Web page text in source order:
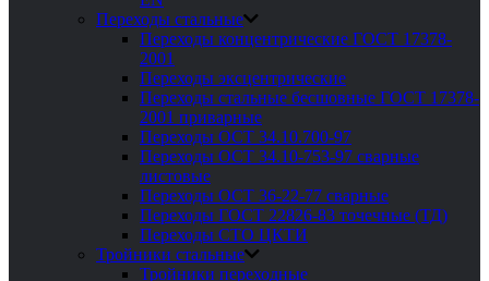
Переходы стальные
Переходы концентрические ГОСТ 17378-
2001
Переходы эксцентрические
Переходы стальные бесшовные ГОСТ 17378-
2001 приварные
Переходы ОСТ 34.10.700-97
Переходы ОСТ 34.10-753-97 сварные
листовые
Переходы ОСТ 36-22-77 сварные
Переходы ГОСТ 22826-83 точечные (ТД)
Переходы СТО ЦКТИ
Тройники стальные
Тройники переходные